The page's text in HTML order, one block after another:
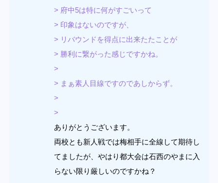
> 府中5は特に何がすごいって
> 印象はないのですが、
> リバウンドを得点に出来たたことが
> 勝利に繋がった感じですかね。
>
> まぁ素人目線ですのであしからず。
>
>
ありがとうございます。
両校とも新人戦では梅相手に全線して期待し
てましたが、やはり都大会は石西のやまに入
らない限り厳しいのですかね？